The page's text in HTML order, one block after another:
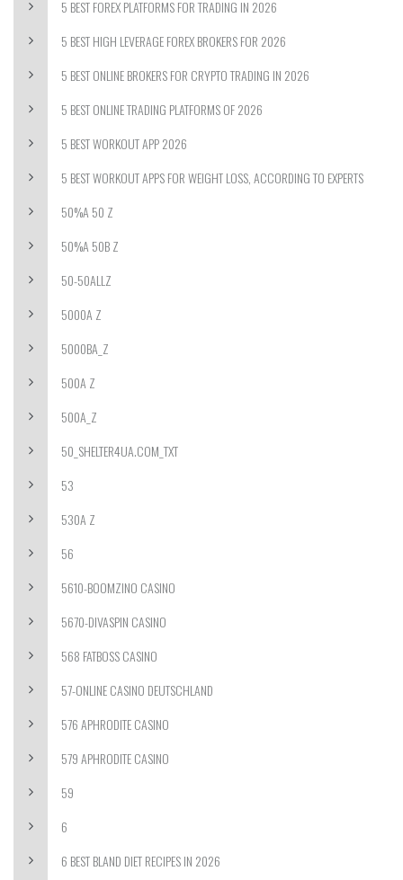
5 BEST FOREX PLATFORMS FOR TRADING IN 2026
5 BEST HIGH LEVERAGE FOREX BROKERS FOR 2026
5 BEST ONLINE BROKERS FOR CRYPTO TRADING IN 2026
5 BEST ONLINE TRADING PLATFORMS OF 2026
5 BEST WORKOUT APP 2026
5 BEST WORKOUT APPS FOR WEIGHT LOSS, ACCORDING TO EXPERTS
50%A 50 Z
50%A 50B Z
50-50ALLZ
5000A Z
5000BA_Z
500A Z
500A_Z
50_SHELTER4UA.COM_TXT
53
530A Z
56
5610-BOOMZINO CASINO
5670-DIVASPIN CASINO
568 FATBOSS CASINO
57-ONLINE CASINO DEUTSCHLAND
576 APHRODITE CASINO
579 APHRODITE CASINO
59
6
6 BEST BLAND DIET RECIPES IN 2026